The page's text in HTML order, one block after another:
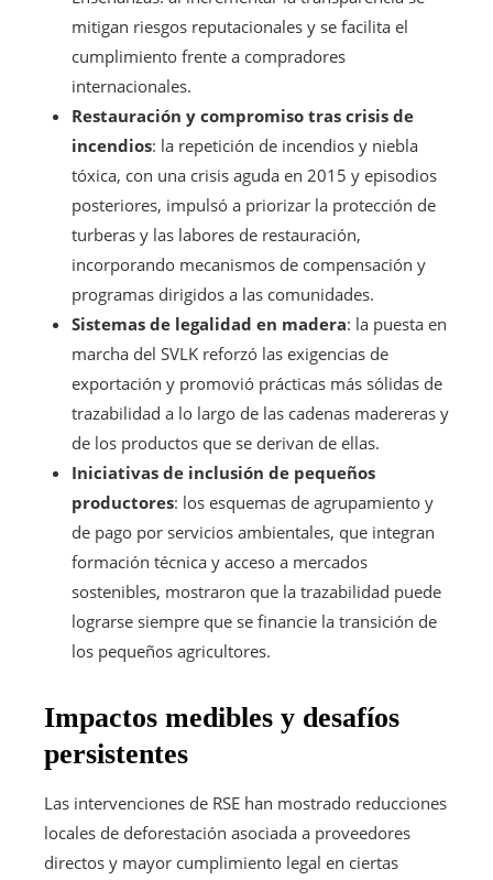
mitigan riesgos reputacionales y se facilita el
cumplimiento frente a compradores
internacionales.
Restauración y compromiso tras crisis de
incendios: la repetición de incendios y niebla
tóxica, con una crisis aguda en 2015 y episodios
posteriores, impulsó a priorizar la protección de
turberas y las labores de restauración,
incorporando mecanismos de compensación y
programas dirigidos a las comunidades.
Sistemas de legalidad en madera: la puesta en
marcha del SVLK reforzó las exigencias de
exportación y promovió prácticas más sólidas de
trazabilidad a lo largo de las cadenas madereras y
de los productos que se derivan de ellas.
Iniciativas de inclusión de pequeños
productores: los esquemas de agrupamiento y
de pago por servicios ambientales, que integran
formación técnica y acceso a mercados
sostenibles, mostraron que la trazabilidad puede
lograrse siempre que se financie la transición de
los pequeños agricultores.
Impactos medibles y desafíos
persistentes
Las intervenciones de RSE han mostrado reducciones
locales de deforestación asociada a proveedores
directos y mayor cumplimiento legal en ciertas